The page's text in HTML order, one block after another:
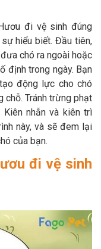
đi vệ sinh đúng
hiểu biết. Đầu tiên,
chó ra ngoài hoặc
định trong ngày. Bạn
động lực cho chó
chỗ. Tránh trừng phạt
Kiên nhẫn và kiên trì
này, và sẽ đem lại
của bạn.
đi vệ sinh